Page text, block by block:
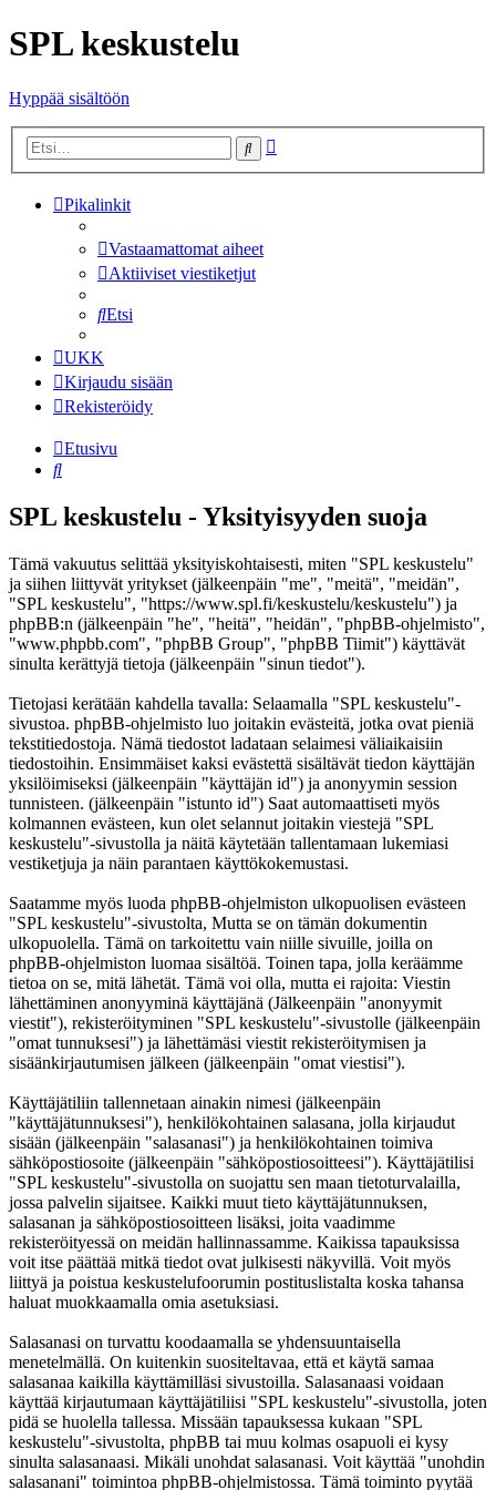
SPL keskustelu
Hyppää sisältöön
Etsi
Pikalinkit
Vastaamattomat aiheet
Aktiiviset viestiketjut
Etsi
UKK
Kirjaudu sisään
Rekisteröidy
Etusivu
Etsi
SPL keskustelu - Yksityisyyden suoja
Tämä vakuutus selittää yksityiskohtaisesti, miten "SPL keskustelu"
ja siihen liittyvät yritykset (jälkeenpäin "me", "meitä", "meidän",
"SPL keskustelu", "https://www.spl.fi/keskustelu/keskustelu") ja
phpBB:n (jälkeenpäin "he", "heitä", "heidän", "phpBB-ohjelmisto",
"www.phpbb.com", "phpBB Group", "phpBB Tiimit") käyttävät
sinulta kerättyjä tietoja (jälkeenpäin "sinun tiedot").
Tietojasi kerätään kahdella tavalla: Selaamalla "SPL keskustelu"-
sivustoa. phpBB-ohjelmisto luo joitakin evästeitä, jotka ovat pieniä
tekstitiedostoja. Nämä tiedostot ladataan selaimesi väliaikaisiin
tiedostoihin. Ensimmäiset kaksi evästettä sisältävät tiedon käyttäjän
yksilöimiseksi (jälkeenpäin "käyttäjän id") ja anonyymin session
tunnisteen. (jälkeenpäin "istunto id") Saat automaattiseti myös
kolmannen evästeen, kun olet selannut joitakin viestejä "SPL
keskustelu"-sivustolla ja näitä käytetään tallentamaan lukemiasi
vestiketjuja ja näin parantaen käyttökokemustasi.
Saatamme myös luoda phpBB-ohjelmiston ulkopuolisen evästeen
"SPL keskustelu"-sivustolta, Mutta se on tämän dokumentin
ulkopuolella. Tämä on tarkoitettu vain niille sivuille, joilla on
phpBB-ohjelmiston luomaa sisältöä. Toinen tapa, jolla keräämme
tietoa on se, mitä lähetät. Tämä voi olla, mutta ei rajoita: Viestin
lähettäminen anonyyminä käyttäjänä (Jälkeenpäin "anonyymit
viestit"), rekisteröityminen "SPL keskustelu"-sivustolle (jälkeenpäin
"omat tunnuksesi") ja lähettämäsi viestit rekisteröitymisen ja
sisäänkirjautumisen jälkeen (jälkeenpäin "omat viestisi").
Käyttäjätiliin tallennetaan ainakin nimesi (jälkeenpäin
"käyttäjätunnuksesi"), henkilökohtainen salasana, jolla kirjaudut
sisään (jälkeenpäin "salasanasi") ja henkilökohtainen toimiva
sähköpostiosoite (jälkeenpäin "sähköpostiosoitteesi"). Käyttäjätilisi
"SPL keskustelu"-sivustolla on suojattu sen maan tietoturvalailla,
jossa palvelin sijaitsee. Kaikki muut tieto käyttäjätunnuksen,
salasanan ja sähköpostiosoitteen lisäksi, joita vaadimme
rekisteröityessä on meidän hallinnassamme. Kaikissa tapauksissa
voit itse päättää mitkä tiedot ovat julkisesti näkyvillä. Voit myös
liittyä ja poistua keskustelufoorumin postituslistalta koska tahansa
haluat muokkaamalla omia asetuksiasi.
Salasanasi on turvattu koodaamalla se yhdensuuntaisella
menetelmällä. On kuitenkin suositeltavaa, että et käytä samaa
salasanaa kaikilla käyttämilläsi sivustoilla. Salasanaasi voidaan
käyttää kirjautumaan käyttäjätiliisi "SPL keskustelu"-sivustolla, joten
pidä se huolella tallessa. Missään tapauksessa kukaan "SPL
keskustelu"-sivustolta, phpBB tai muu kolmas osapuoli ei kysy
sinulta salasanaasi. Mikäli unohdat salasanasi. Voit käyttää "unohdin
salasanani" toimintoa phpBB-ohjelmistossa. Tämä toiminto pyytää